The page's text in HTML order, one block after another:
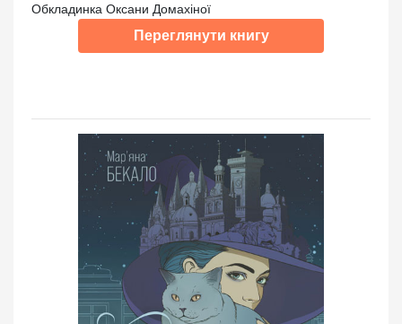
Обкладинка Оксани Домахіної
Переглянути книгу